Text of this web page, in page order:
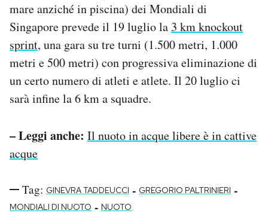
mare anziché in piscina) dei Mondiali di
Singapore prevede il 19 luglio la 3 km knockout
sprint, una gara su tre turni (1.500 metri, 1.000
metri e 500 metri) con progressiva eliminazione di
un certo numero di atleti e atlete. Il 20 luglio ci
sarà infine la 6 km a squadre.
– Leggi anche: Il nuoto in acque libere è in cattive
acque
Tag: GINEVRA TADDEUCCI - GREGORIO PALTRINIERI -
MONDIALI DI NUOTO - NUOTO